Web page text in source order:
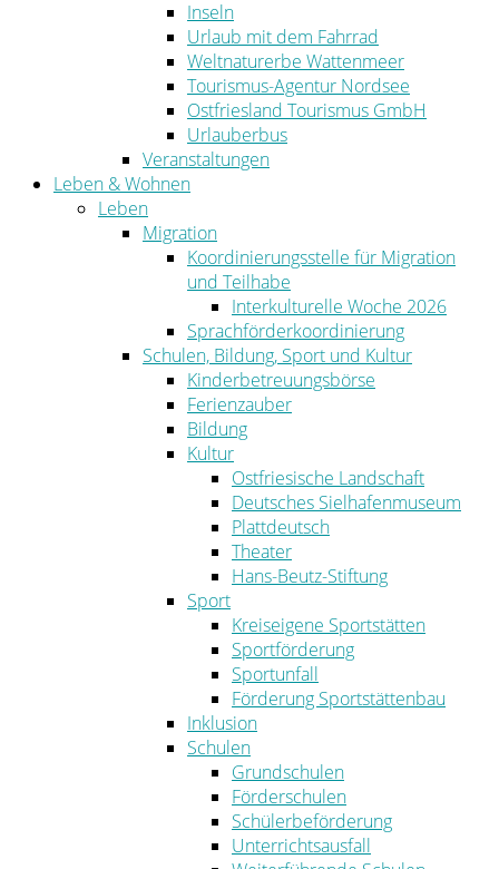
Inseln
Urlaub mit dem Fahrrad
Weltnaturerbe Wattenmeer
Tourismus-Agentur Nordsee
Ostfriesland Tourismus GmbH
Urlauberbus
Veranstaltungen
Leben & Wohnen
Leben
Migration
Koordinierungsstelle für Migration
und Teilhabe
Interkulturelle Woche 2026
Sprachförderkoordinierung
Schulen, Bildung, Sport und Kultur
Kinderbetreuungsbörse
Ferienzauber
Bildung
Kultur
Ostfriesische Landschaft
Deutsches Sielhafenmuseum
Plattdeutsch
Theater
Hans-Beutz-Stiftung
Sport
Kreiseigene Sportstätten
Sportförderung
Sportunfall
Förderung Sportstättenbau
Inklusion
Schulen
Grundschulen
Förderschulen
Schülerbeförderung
Unterrichtsausfall